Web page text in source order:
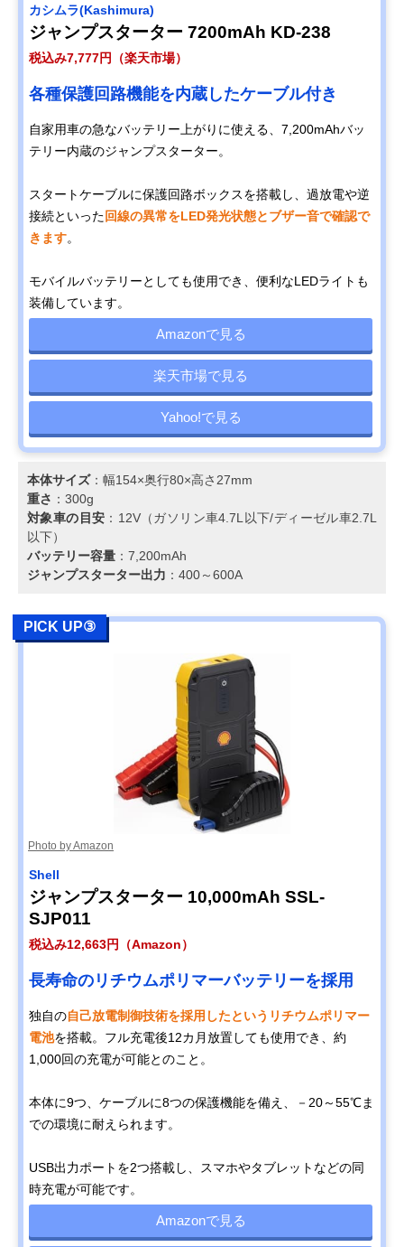
カシムラ(Kashimura)
ジャンプスターター 7200mAh KD-238
税込み7,777円（楽天市場）
各種保護回路機能を内蔵したケーブル付き
自家用車の急なバッテリー上がりに使える、7,200mAhバッ
テリー内蔵のジャンプスターター。
スタートケーブルに保護回路ボックスを搭載し、過放電や逆
接続といった回線の異常をLED発光状態とブザー音で確認で
きます。
モバイルバッテリーとしても使用でき、便利なLEDライトも
装備しています。
Amazonで見る
楽天市場で見る
Yahoo!で見る
本体サイズ：幅154×奥行80×高さ27mm
重さ ：300g
対象車の目安 ：12V（ガソリン車4.7L以下/ディーゼル車2.7L
以下）
バッテリー容量 ：7,200mAh
ジャンプスターター出力 ：400～600A
PICK UP③
Photo by Amazon
Shell
ジャンプスターター 10,000mAh SSL-
SJP011
税込み12,663円（Amazon）
長寿命のリチウムポリマーバッテリーを採用
独自の自己放電制御技術を採用したというリチウムポリマー
電池を搭載。フル充電後12カ月放置しても使用でき、約
1,000回の充電が可能とのこと。
本体に9つ、ケーブルに8つの保護機能を備え、－20～55℃ま
での環境に耐えられます。
USB出力ポートを2つ搭載し、スマホやタブレットなどの同
時充電が可能です。
Amazonで見る